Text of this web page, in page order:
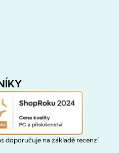
doporučuje na základě recenzí